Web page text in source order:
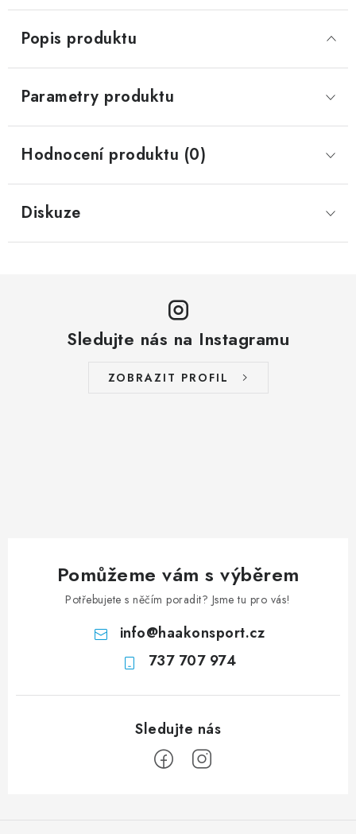
Popis produktu
Parametry produktu
Hodnocení produktu (0)
Diskuze
Sledujte nás na Instagramu
ZOBRAZIT PROFIL
Pomůžeme vám s výběrem
Potřebujete s něčím poradit? Jsme tu pro vás!
info@haakonsport.cz
737 707 974